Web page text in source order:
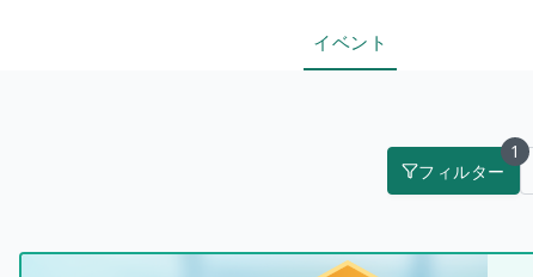
イベント
フィルター
1